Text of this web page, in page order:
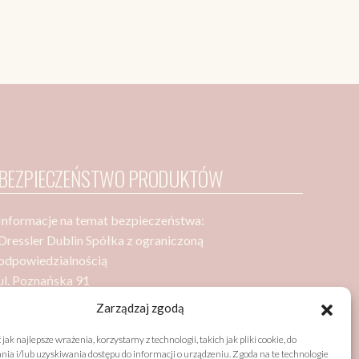
Zarządzaj zgodą
najlepsze wrażenia, korzystamy z technologii, takich jak pliki cookie, do
i/lub uzyskiwania dostępu do informacji o urządzeniu. Zgoda na te technologie
PRODUKTÓW
na temat bezpieczeństwa:
Dublin Spółka z ograniczoną
Poznańska 91
850 Ożarów Mazowiecki